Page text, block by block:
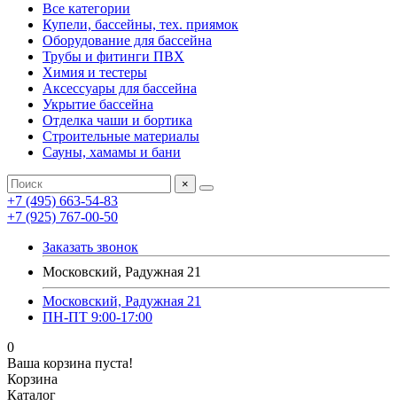
Все категории
Купели, бассейны, тех. приямок
Оборудование для бассейна
Трубы и фитинги ПВХ
Химия и тестеры
Аксессуары для бассейна
Укрытие бассейна
Отделка чаши и бортика
Строительные материалы
Сауны, хамамы и бани
×
+7 (495) 663-54-83
+7 (925) 767-00-50
Заказать звонок
Московский, Радужная 21
Московский, Радужная 21
ПН-ПТ 9:00-17:00
0
Ваша корзина пуста!
Корзина
Каталог